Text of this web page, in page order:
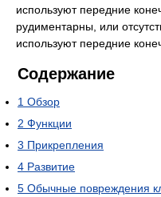
используют передние
рудиментарны, или
используют передние
Содержание
1 Обзор
2 Функции
3 Прикрепления
4 Развитие
5 Обычные повреждения